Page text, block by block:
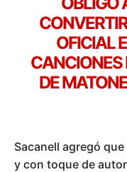
OFICIAL
CANCIONES
DE
Sacanell agregó
y con toque de